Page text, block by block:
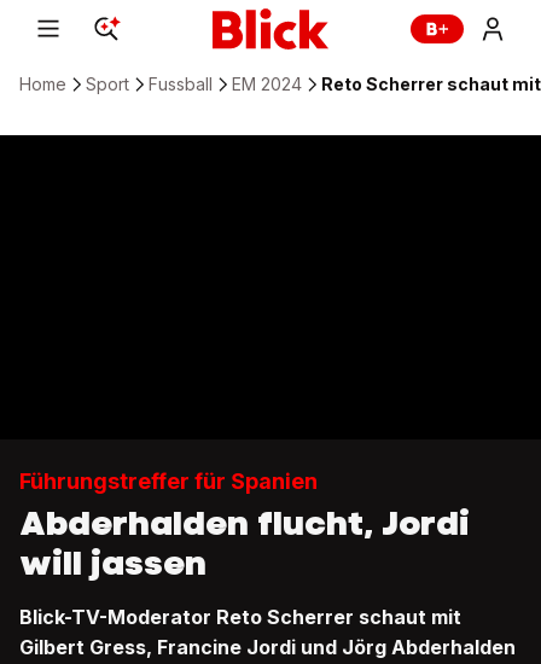
Home Sport Fussball EM 2024 Reto Scherrer schaut
Führungstreffer für Spanien
Abderhalden flucht, Jordi
will jassen
Blick-TV-Moderator Reto Scherrer schaut mit
Gilbert Gress, Francine Jordi und Jörg Abderhalden